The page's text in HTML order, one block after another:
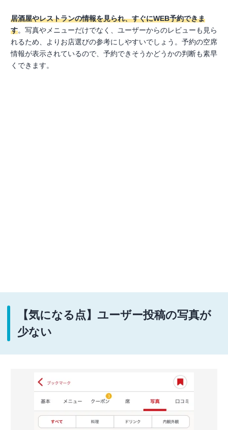
居酒屋やレストランの情報を見られ、すぐにWEB予約できま
す。写真やメニューだけでなく、ユーザーからのレビューも見ら
れるため、よりお店選びの参考にしやすいでしょう。予約の空席
情報が表示されているので、予約できそうかどうかの判断も素早
くできます。
【気になる点】ユーザー投稿の写真が
少ない